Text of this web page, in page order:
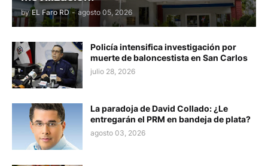
by EL Faro RD - agosto 05, 2026
Policía intensifica investigación por
muerte de baloncestista en San Carlos
julio 28, 2026
La paradoja de David Collado: ¿Le
entregarán el PRM en bandeja de plata?
agosto 03, 2026